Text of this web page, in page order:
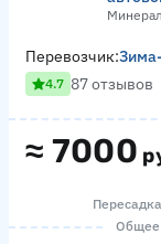
≈ 7000
Перевозчик:
4.7 87 отзывов
Общее